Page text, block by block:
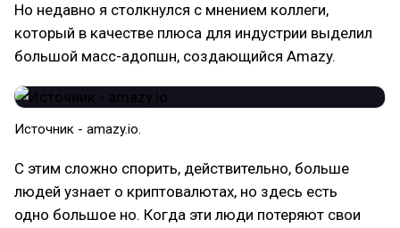
Но недавно я столкнулся с мнением коллеги,
который в качестве плюса для индустрии выделил
большой масс-адопшн, создающийся Amazy.
Источник - amazy.io.
С этим сложно спорить, действительно, больше
людей узнает о криптовалютах, но здесь есть
одно большое но. Когда эти люди потеряют свои